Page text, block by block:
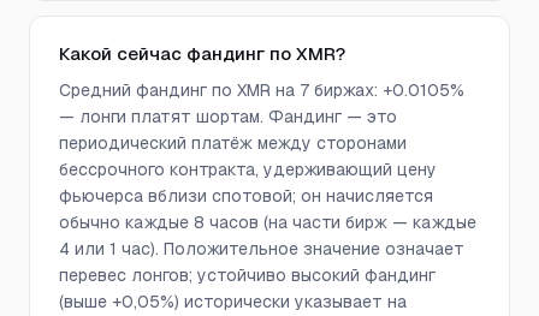
Какой сейчас фандинг по XMR?
Средний фандинг по XMR на 7 биржах: +0.0105%
— лонги платят шортам. Фандинг — это
периодический платёж между сторонами
бессрочного контракта, удерживающий цену
фьючерса вблизи спотовой; он начисляется
обычно каждые 8 часов (на части бирж — каждые
4 или 1 час). Положительное значение означает
перевес лонгов; устойчиво высокий фандинг
(выше +0,05%) исторически указывает на